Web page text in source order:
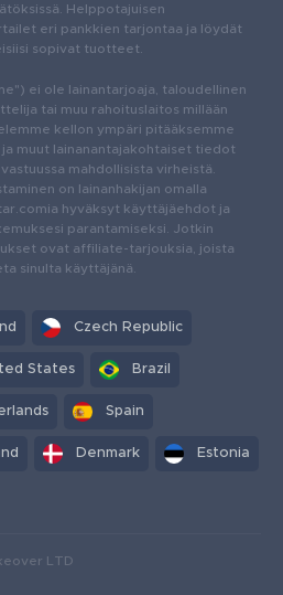
Helppotajuisen
eri pankkien tarjontaa ja löydät
sopivat tuotteet.
ei ole lainantarjoaja, taloudellinen
tai muu rahoituslaitos millään
kellon ympäri pitääksemme
muut lainanantajakohtaiset tiedot
mahdollisista virheistä.
on lainanhakijan omalla
hyväksyt käyttäjäehdot ja
parantamiseksi. Jotkin
ovat affiliate-tarjouksia, joista
sinulta käyttäjänä.
Czech Republic
States Brazil
Spain
Denmark Estonia
LTD